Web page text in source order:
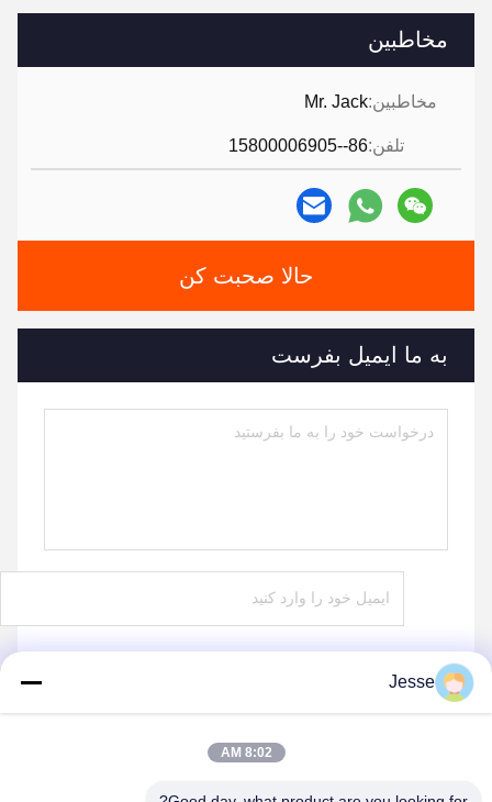
مخاطبین
مخاطبین:Mr. Jack
تلفن:86--15800006905
حالا صحبت کن
به ما ایمیل بفرست
Jesse
8:02 AM